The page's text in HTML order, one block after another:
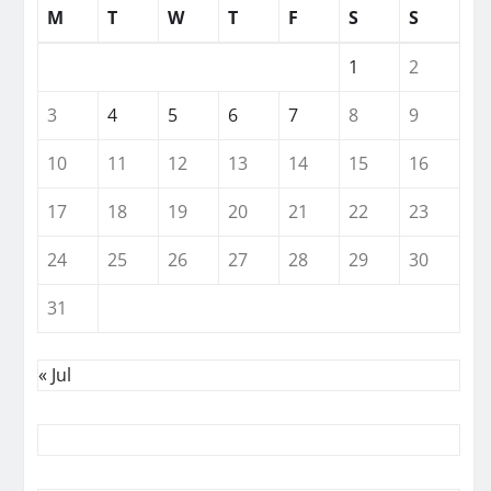
M T W T F S S
1
2
3
4 5 6 7 8
9
10
11 12 13 14 15
16
17
18 19 20 21 22
23
24
25 26 27 28 29
30
31
« Jul